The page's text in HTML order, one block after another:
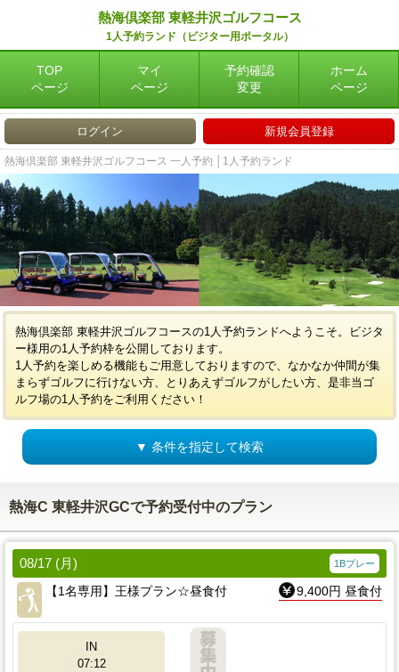
熱海倶楽部 東軽井沢ゴルフコース
1人予約ランド（ビジター用ポータル）
TOP
ページ
マイ
ページ
予約確認
変更
ホーム
ページ
ログイン 新規会員登録
熱海倶楽部 東軽井沢ゴルフコース 一人予約 │1人予約ランド
熱海倶楽部 東軽井沢ゴルフコースの1人予約ランドへようこそ。ビジタ
ー様用の1人予約枠を公開しております。
1人予約を楽しめる機能もご用意しておりますので、なかなか仲間が集
まらずゴルフに行けない方、とりあえずゴルフがしたい方、是非当ゴ
ルフ場の1人予約をご利用ください！
▼ 条件を指定して検索
熱海C 東軽井沢GCで予約受付中のプラン
08/17 (月) 1Bプレー
【1名専用】王様プラン☆昼食付 9,400円 昼食付
IN
07:12